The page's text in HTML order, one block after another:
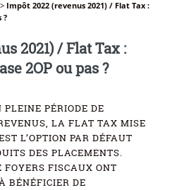
Impôt 2022 (revenus 2021) / Flat Tax :
?
2021) / Flat Tax :
2OP ou pas ?
PÉRIODE DE
LA FLAT TAX MISE
L’OPTION PAR DÉFAUT
DES PLACEMENTS.
FISCAUX ONT
BÉNÉFICIER DE